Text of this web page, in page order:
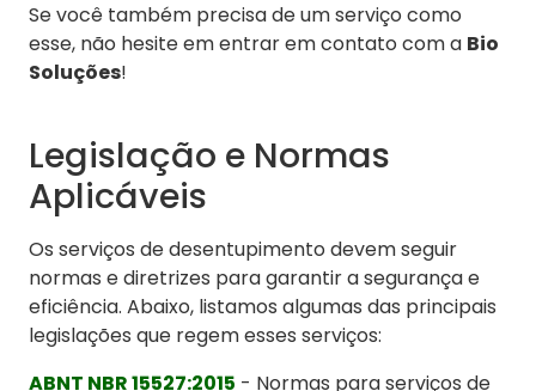
Se você também precisa de um serviço como
esse, não hesite em entrar em contato com a Bio
Soluções!
Legislação e Normas
Aplicáveis
Os serviços de desentupimento devem seguir
normas e diretrizes para garantir a segurança e
eficiência. Abaixo, listamos algumas das principais
legislações que regem esses serviços:
ABNT NBR 15527:2015 - Normas para serviços de